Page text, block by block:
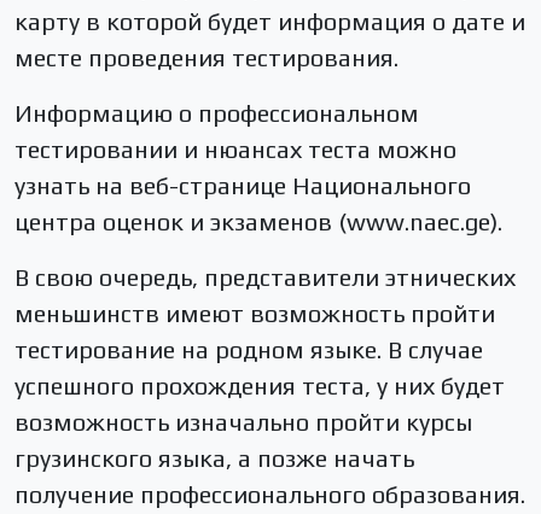
карту в которой будет информация о дате и
месте проведения тестирования.
Информацию о профессиональном
тестировании и нюансах теста можно
узнать на веб-странице Национального
центра оценок и экзаменов (www.naec.ge).
В свою очередь, представители этнических
меньшинств имеют возможность пройти
тестирование на родном языке. В случае
успешного прохождения теста, у них будет
возможность изначально пройти курсы
грузинского языка, а позже начать
получение профессионального образования.